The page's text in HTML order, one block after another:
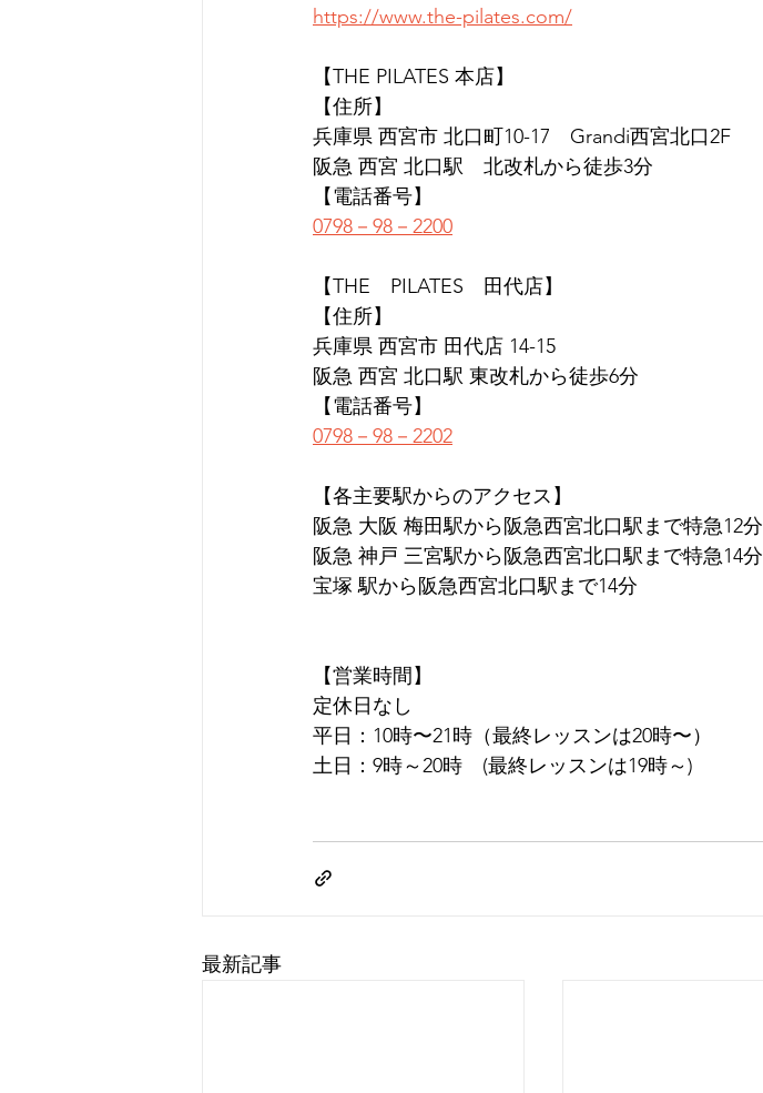
https://www.the-pilates.com/
【THE PILATES 本店】
【住所】
兵庫県 西宮市 北口町10-17　Grandi西宮北口2F
阪急 西宮 北口駅　北改札から徒歩3分
【電話番号】
0798－98－2200
【THE　PILATES　田代店】
【住所】
兵庫県 西宮市 田代店 14-15
阪急 西宮 北口駅 東改札から徒歩6分
【電話番号】
0798－98－2202
【各主要駅からのアクセス】
阪急 大阪 梅田駅から阪急西宮北口駅まで特急12分
阪急 神戸 三宮駅から阪急西宮北口駅まで特急14分
宝塚 駅から阪急西宮北口駅まで14分
【営業時間】
定休日なし
平日：10時〜21時（最終レッスンは20時〜）
土日：9時～20時　(最終レッスンは19時～)
最新記事